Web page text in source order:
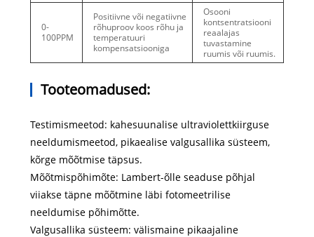
0-
100PPM
Positiivne või negatiivne
rõhuproov koos rõhu ja
temperatuuri
kompensatsiooniga
Osooni
kontsentratsiooni
reaalajas
tuvastamine
ruumis või ruumis.
Tooteomadused:
Testimismeetod: kahesuunalise ultraviolettkiirguse
neeldumismeetod, pikaealise valgusallika süsteem,
kõrge mõõtmise täpsus.
Mõõtmispõhimõte: Lambert-õlle seaduse põhjal
viiakse täpne mõõtmine läbi fotomeetrilise
neeldumise põhimõtte.
Valgusallika süsteem: välismaine pikaajaline